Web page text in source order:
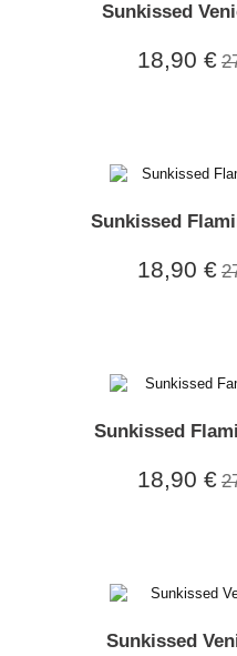
Sunkissed
18,90 €
Sunkissed
18,90 €
Sunkissed
18,90 €
Sunkissed